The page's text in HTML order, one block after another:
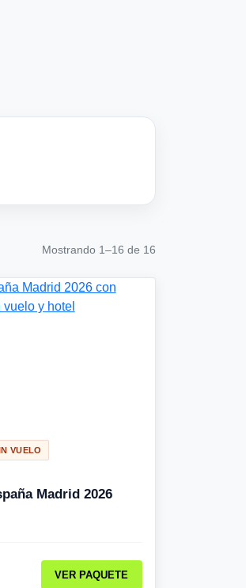
Mostrando 1–16 de 16
VUELO
Madrid 2026
VER PAQUETE